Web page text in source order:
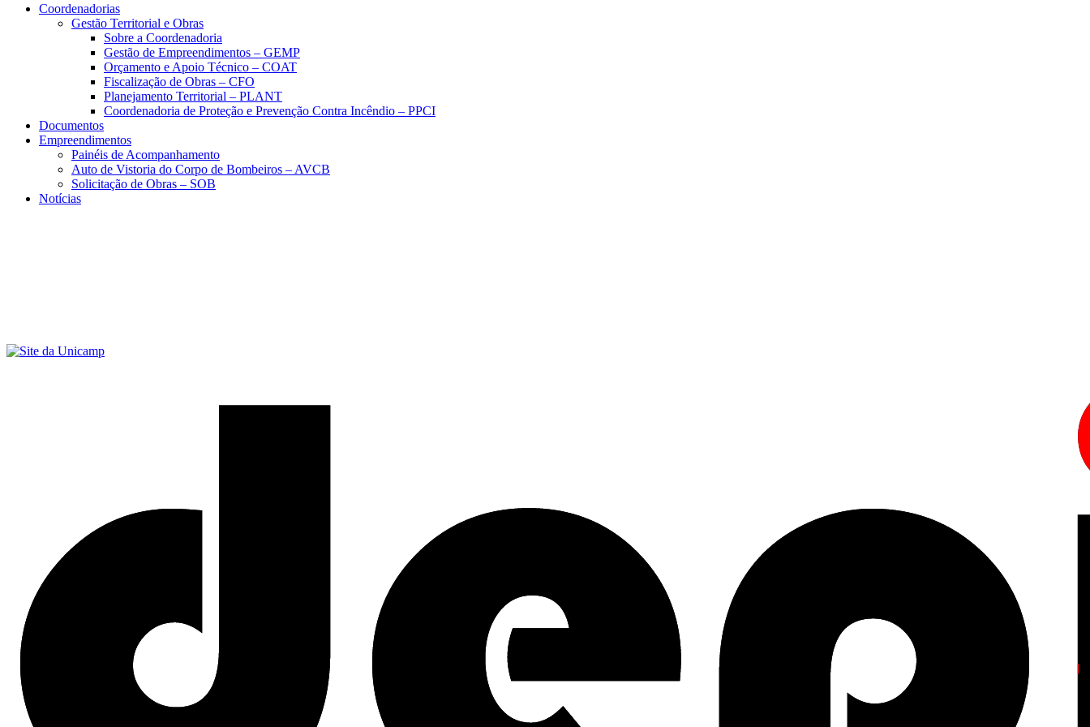
Coordenadorias
Gestão Territorial e Obras
Sobre a Coordenadoria
Gestão de Empreendimentos – GEMP
Orçamento e Apoio Técnico – COAT
Fiscalização de Obras – CFO
Planejamento Territorial – PLANT
Coordenadoria de Proteção e Prevenção Contra Incêndio – PPCI
Documentos
Empreendimentos
Painéis de Acompanhamento
Auto de Vistoria do Corpo de Bombeiros – AVCB
Solicitação de Obras – SOB
Notícias